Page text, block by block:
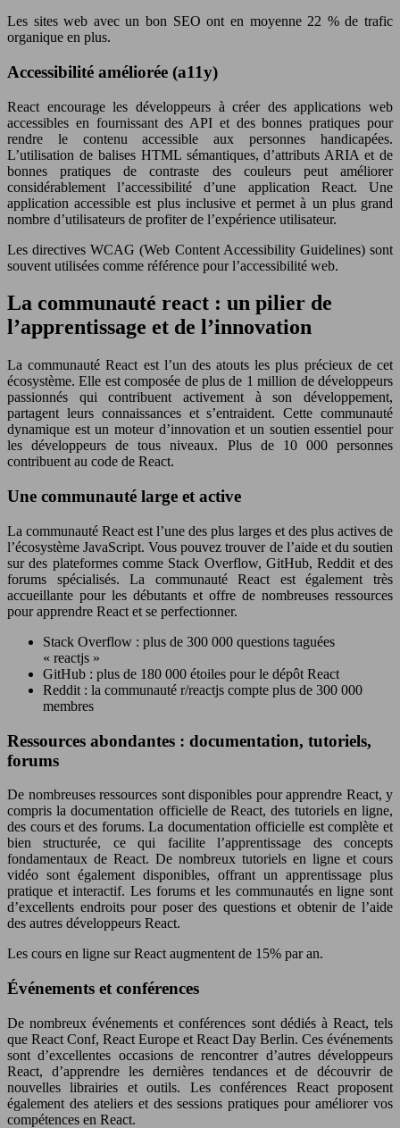
Les sites web avec un bon SEO ont en moyenne 22 % de trafic
organique en plus.
Accessibilité améliorée (a11y)
React encourage les développeurs à créer des applications web
accessibles en fournissant des API et des bonnes pratiques pour
rendre le contenu accessible aux personnes handicapées.
L’utilisation de balises HTML sémantiques, d’attributs ARIA et de
bonnes pratiques de contraste des couleurs peut améliorer
considérablement l’accessibilité d’une application React. Une
application accessible est plus inclusive et permet à un plus grand
nombre d’utilisateurs de profiter de l’expérience utilisateur.
Les directives WCAG (Web Content Accessibility Guidelines) sont
souvent utilisées comme référence pour l’accessibilité web.
La communauté react : un pilier de
l’apprentissage et de l’innovation
La communauté React est l’un des atouts les plus précieux de cet
écosystème. Elle est composée de plus de 1 million de développeurs
passionnés qui contribuent activement à son développement,
partagent leurs connaissances et s’entraident. Cette communauté
dynamique est un moteur d’innovation et un soutien essentiel pour
les développeurs de tous niveaux. Plus de 10 000 personnes
contribuent au code de React.
Une communauté large et active
La communauté React est l’une des plus larges et des plus actives de
l’écosystème JavaScript. Vous pouvez trouver de l’aide et du soutien
sur des plateformes comme Stack Overflow, GitHub, Reddit et des
forums spécialisés. La communauté React est également très
accueillante pour les débutants et offre de nombreuses ressources
pour apprendre React et se perfectionner.
Stack Overflow : plus de 300 000 questions taguées
« reactjs »
GitHub : plus de 180 000 étoiles pour le dépôt React
Reddit : la communauté r/reactjs compte plus de 300 000
membres
Ressources abondantes : documentation, tutoriels,
forums
De nombreuses ressources sont disponibles pour apprendre React, y
compris la documentation officielle de React, des tutoriels en ligne,
des cours et des forums. La documentation officielle est complète et
bien structurée, ce qui facilite l’apprentissage des concepts
fondamentaux de React. De nombreux tutoriels en ligne et cours
vidéo sont également disponibles, offrant un apprentissage plus
pratique et interactif. Les forums et les communautés en ligne sont
d’excellents endroits pour poser des questions et obtenir de l’aide
des autres développeurs React.
Les cours en ligne sur React augmentent de 15% par an.
Événements et conférences
De nombreux événements et conférences sont dédiés à React, tels
que React Conf, React Europe et React Day Berlin. Ces événements
sont d’excellentes occasions de rencontrer d’autres développeurs
React, d’apprendre les dernières tendances et de découvrir de
nouvelles librairies et outils. Les conférences React proposent
également des ateliers et des sessions pratiques pour améliorer vos
compétences en React.